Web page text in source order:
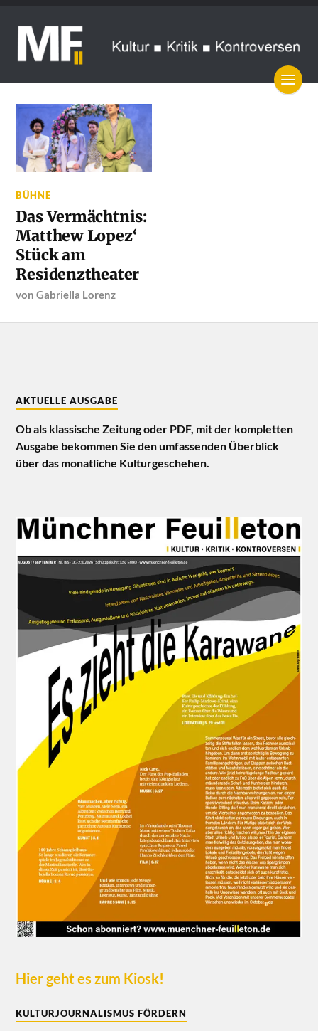
BÜHNE
Das Vermächtnis:
Matthew Lopez‘
Stück am
Residenztheater
vonGabriella Lorenz
AKTUELLE AUSGABE
Ob als klassische Zeitung oder PDF, mit der kompletten
Ausgabe bekommen Sie den umfassenden Überblick
über das monatliche Kulturgeschehen.
Hier geht es zum Kiosk!
KULTURJOURNALISMUS FÖRDERN